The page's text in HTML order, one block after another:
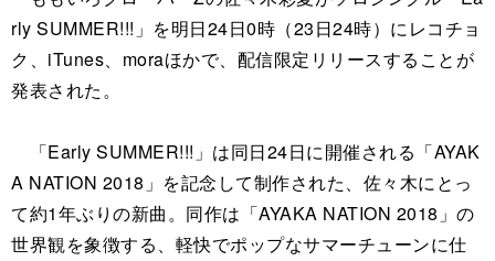
rly SUMMER!!!」を明日24日0時（23日24時）にレコチョ
ク、iTunes、moraほかで、配信限定リリースすることが
発表された。
「Early SUMMER!!!」は同日24日に開催される「AYAK
A NATION 2018」を記念して制作された、佐々木にとっ
て約1年ぶりの新曲。同作は「AYAKA NATION 2018」の
世界観を象徴する、軽快でポップなサマーチューンに仕